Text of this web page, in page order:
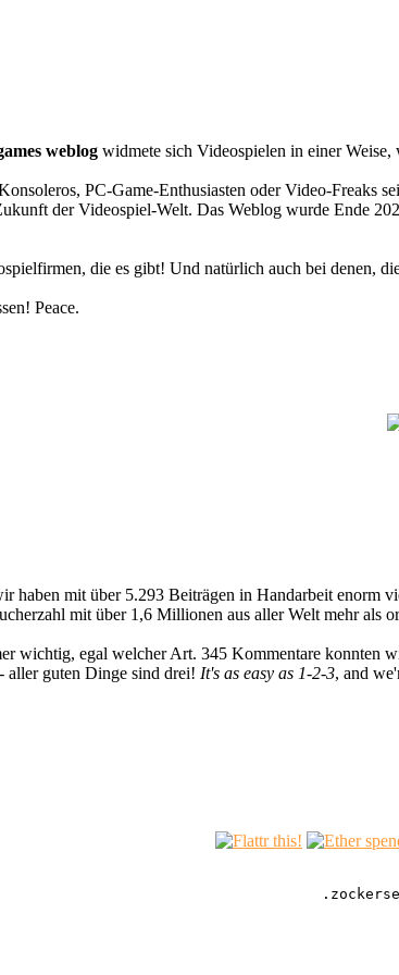
weblog widmete sich Videospielen in einer
PC-Game-Enthusiasten oder Video-Freaks
der Videospiel-Welt. Das Weblog wurde Ende
die es gibt! Und natürlich auch bei denen,
Peace.
haben mit über 5.293 Beiträgen in Handarbeit enorm
mit über 1,6 Millionen aus aller Welt mehr als
wichtig, egal welcher Art. 345 Kommentare konnten
aller guten Dinge sind drei! It's as easy as 1-2-3, and